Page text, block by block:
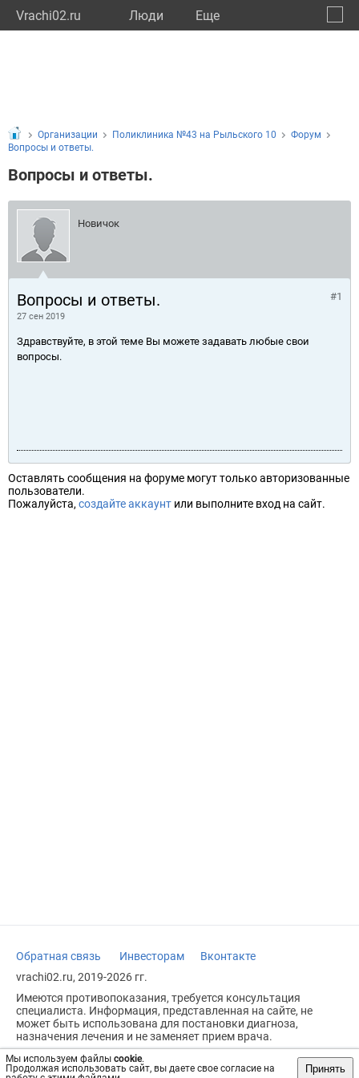
Vrachi02.ru Люди Eще
Мы используем файлы cookie.
Продолжая использовать сайт, вы даете свое согласие на
Принять
Организации Поликлиника №43 на Рыльского 10
Форум
Вопросы и ответы.
Вопросы и ответы.
Новичок
Вопросы и ответы.
27 сен 2019
#1
Здравствуйте, в этой теме Вы можете задавать любые свои
вопросы.
Оставлять сообщения на форуме могут только авторизованные
пользователи.
Пожалуйста, создайте аккаунт или выполните вход на сайт.
Обратная связь Инвесторам
Вконтакте
vrachi02.ru, 2019-2026 гг.
Имеются противопоказания, требуется консультация
специалиста. Информация, представленная на сайте, не
может быть использована для постановки диагноза,
назначения лечения и не заменяет прием врача.
Возрастное ограничение: 18+